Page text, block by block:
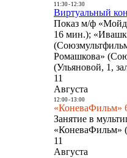
11:30- 12:30
Виртуальный
Показ м/ф
16 мин.);
Ромашкова»
(Ульяновой, 1,
11
Августа
12:00- 13:00
«КоневаФильм»
Занятие в
«КоневаФильм»
11
Августа